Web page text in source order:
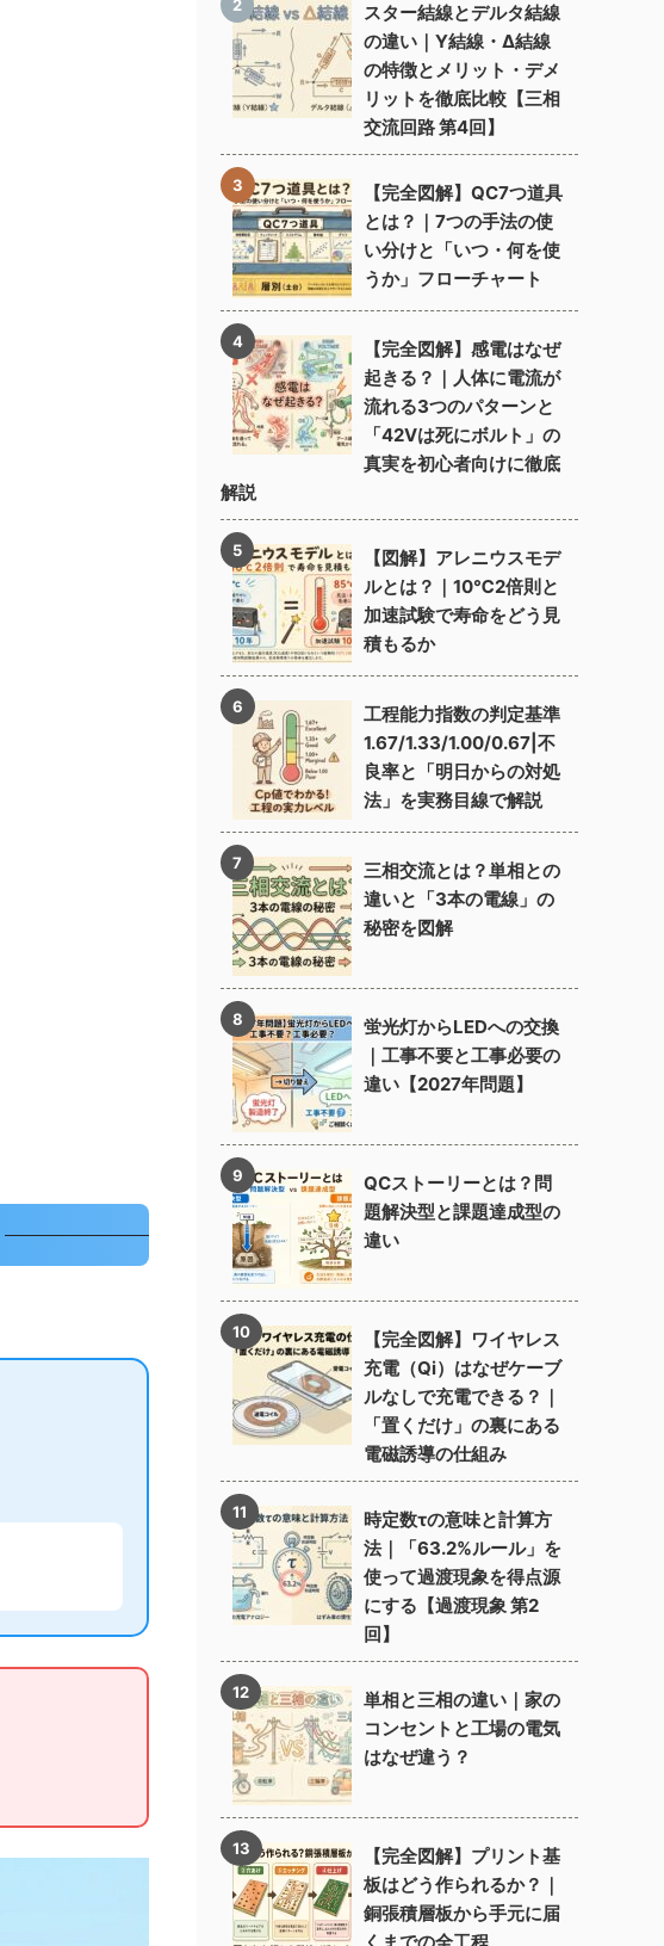
スター結線とデルタ結線
の違い｜Y結線・Δ結線
の特徴とメリット・デメ
リットを徹底比較【三相
交流回路 第4回】
【完全図解】QC7つ道具
とは？｜7つの手法の使
い分けと「いつ・何を使
うか」フローチャート
【完全図解】感電はなぜ
起きる？｜人体に電流が
流れる3つのパターンと
「42Vは死にボルト」の
真実を初心者向けに徹底
解説
【図解】アレニウスモデ
ルとは？｜10℃2倍則と
加速試験で寿命をどう見
積もるか
工程能力指数の判定基準
1.67/1.33/1.00/0.67|不
良率と「明日からの対処
法」を実務目線で解説
三相交流とは？単相との
違いと「3本の電線」の
秘密を図解
蛍光灯からLEDへの交換
｜工事不要と工事必要の
違い【2027年問題】
QCストーリーとは？問
題解決型と課題達成型の
違い
【完全図解】ワイヤレス
充電（Qi）はなぜケーブ
ルなしで充電できる？｜
「置くだけ」の裏にある
電磁誘導の仕組み
時定数τの意味と計算方
法｜「63.2%ルール」を
使って過渡現象を得点源
にする【過渡現象 第2
回】
単相と三相の違い｜家の
コンセントと工場の電気
はなぜ違う？
【完全図解】プリント基
板はどう作られるか？｜
銅張積層板から手元に届